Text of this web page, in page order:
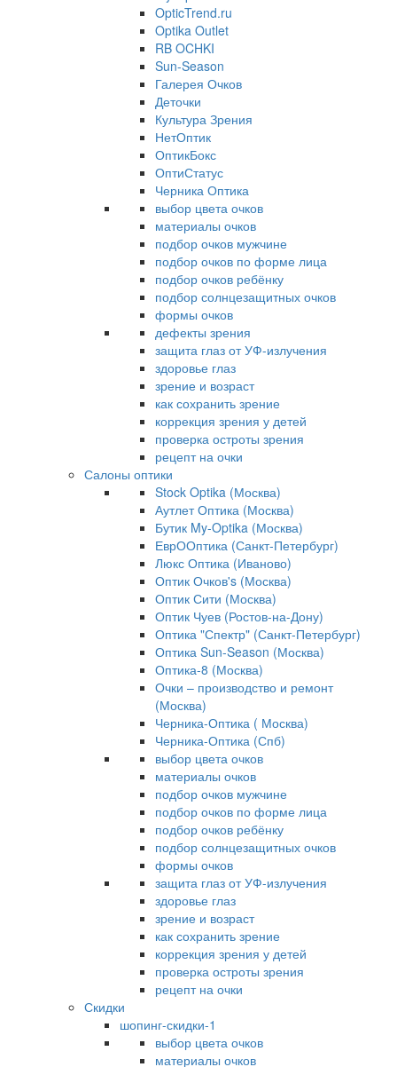
OpticTrend.ru
Optika Outlet
RB OCHKI
Sun-Season
Галерея Очков
Деточки
Культура Зрения
НетОптик
ОптикБокс
ОптиСтатус
Черника Оптика
выбор цвета очков
материалы очков
подбор очков мужчине
подбор очков по форме лица
подбор очков ребёнку
подбор солнцезащитных очков
формы очков
дефекты зрения
защита глаз от УФ-излучения
здоровье глаз
зрение и возраст
как сохранить зрение
коррекция зрения у детей
проверка остроты зрения
рецепт на очки
Салоны оптики
Stock Optika (Москва)
Аутлет Оптика (Москва)
Бутик My-Optika (Москва)
ЕврООптика (Санкт-Петербург)
Люкс Оптика (Иваново)
Оптик Очков's (Москва)
Оптик Сити (Москва)
Оптик Чуев (Ростов-на-Дону)
Оптика "Спектр" (Санкт-Петербург)
Оптика Sun-Season (Москва)
Оптика-8 (Москва)
Очки – производство и ремонт
(Москва)
Черника-Оптика ( Москва)
Черника-Оптика (Спб)
выбор цвета очков
материалы очков
подбор очков мужчине
подбор очков по форме лица
подбор очков ребёнку
подбор солнцезащитных очков
формы очков
защита глаз от УФ-излучения
здоровье глаз
зрение и возраст
как сохранить зрение
коррекция зрения у детей
проверка остроты зрения
рецепт на очки
Скидки
шопинг-скидки-1
выбор цвета очков
материалы очков